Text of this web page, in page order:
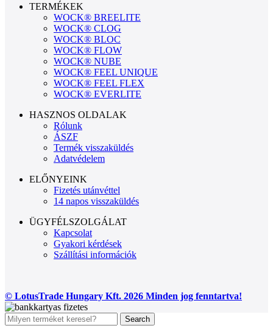
TERMÉKEK
WOCK® BREELITE
WOCK® CLOG
WOCK® BLOC
WOCK® FLOW
WOCK® NUBE
WOCK® FEEL UNIQUE
WOCK® FEEL FLEX
WOCK® EVERLITE
HASZNOS OLDALAK
Rólunk
ÁSZF
Termék visszaküldés
Adatvédelem
ELŐNYEINK
Fizetés utánvéttel
14 napos visszaküldés
ÜGYFÉLSZOLGÁLAT
Kapcsolat
Gyakori kérdések
Szállítási információk
© LotusTrade Hungary Kft. 2026 Minden jog fenntartva!
Search